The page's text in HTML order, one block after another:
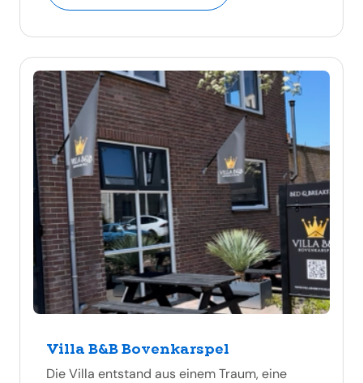
Villa B&B Bovenkarspel
Die Villa entstand aus einem Traum, eine